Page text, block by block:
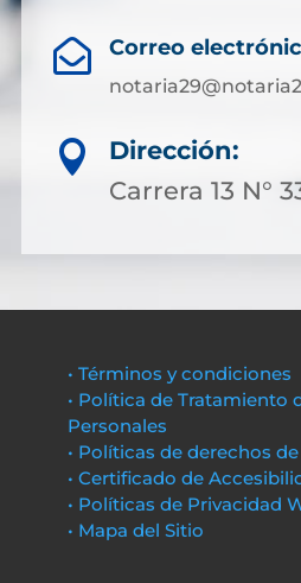
 Correo

Dirección:
Carrera 13 N°
• Términos y condiciones
• Política de Tratamiento
Personales
• Políticas de derechos
• Certificado de
• Políticas de Privacidad
• Mapa del Sitio